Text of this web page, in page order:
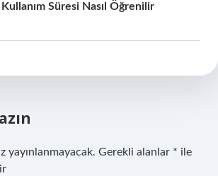
Kullanım Süresi Nasıl Öğrenilir
yayınlanmayacak. Gerekli alanlar * ile